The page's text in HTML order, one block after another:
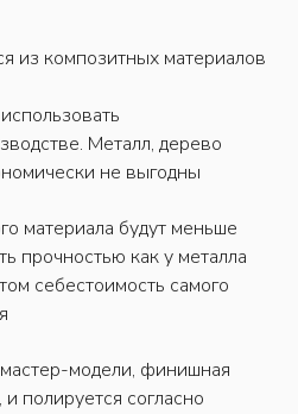
из композитных материалов
Металл, дерево
не выгодны
материала будут меньше
прочностью как у металла
себестоимость самого
модели, финишная
полируется согласно